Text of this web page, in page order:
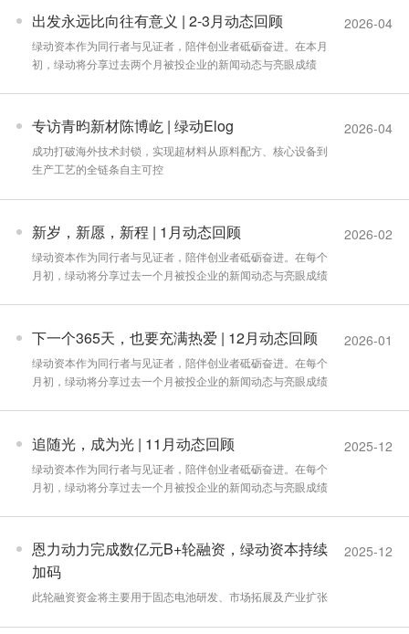
出发永远比向往有意义 | 2-3月动态回顾
绿动资本作为同行者与见证者，陪伴创业者砥砺奋进。在本月
初，绿动将分享过去两个月被投企业的新闻动态与亮眼成绩
2026-04
专访青昀新材陈博屹 | 绿动Elog
成功打破海外技术封锁，实现超材料从原料配方、核心设备到
生产工艺的全链条自主可控
2026-04
新岁，新愿，新程 | 1月动态回顾
绿动资本作为同行者与见证者，陪伴创业者砥砺奋进。在每个
月初，绿动将分享过去一个月被投企业的新闻动态与亮眼成绩
2026-02
下一个365天，也要充满热爱 | 12月动态回顾
绿动资本作为同行者与见证者，陪伴创业者砥砺奋进。在每个
月初，绿动将分享过去一个月被投企业的新闻动态与亮眼成绩
2026-01
追随光，成为光 | 11月动态回顾
绿动资本作为同行者与见证者，陪伴创业者砥砺奋进。在每个
月初，绿动将分享过去一个月被投企业的新闻动态与亮眼成绩
2025-12
恩力动力完成数亿元B+轮融资，绿动资本持续
加码
此轮融资资金将主要用于固态电池研发、市场拓展及产业扩张
2025-12